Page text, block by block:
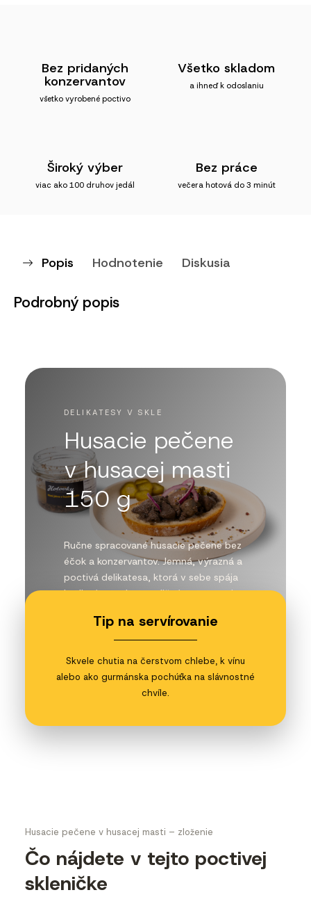
Bez pridaných
konzervantov
všetko vyrobené poctivo
Všetko skladom
a ihneď k odoslaniu
Široký výber
viac ako 100 druhov jedál
Bez práce
večera hotová do 3 minút
Popis Hodnotenie Diskusia
Podrobný popis
DELIKATESY V SKLE
Husacie pečene
v husacej masti
150 g
Ručne spracované husacie pečene bez
éčok a konzervantov. Jemná, výrazná a
poctivá delikatesa, ktorá v sebe spája
kvalitné suroviny, tradičné spracovanie a
Tip na servírovanie
Skvele chutia na čerstvom chlebe, k vínu
alebo ako gurmánska pochúťka na slávnostné
chvíle.
Husacie pečene v husacej masti – zloženie
Čo nájdete v tejto poctivej
skleničke